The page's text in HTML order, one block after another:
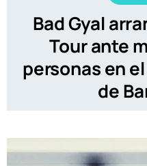
Bad Gyal
Tour ante
personas en
de